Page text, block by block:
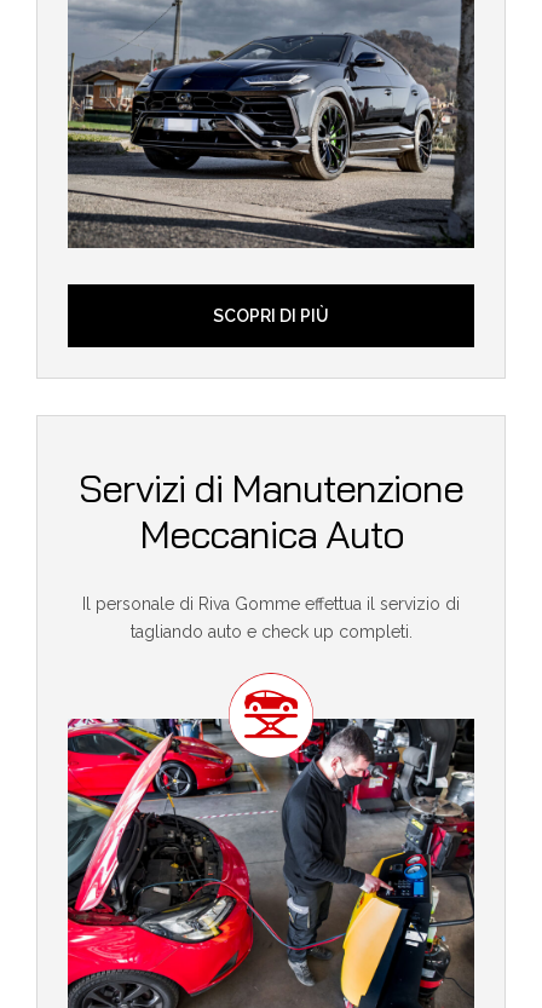
SCOPRI DI PIÙ
Servizi di Manutenzione
Meccanica Auto
Il personale di Riva Gomme effettua il servizio di
tagliando auto e check up completi.